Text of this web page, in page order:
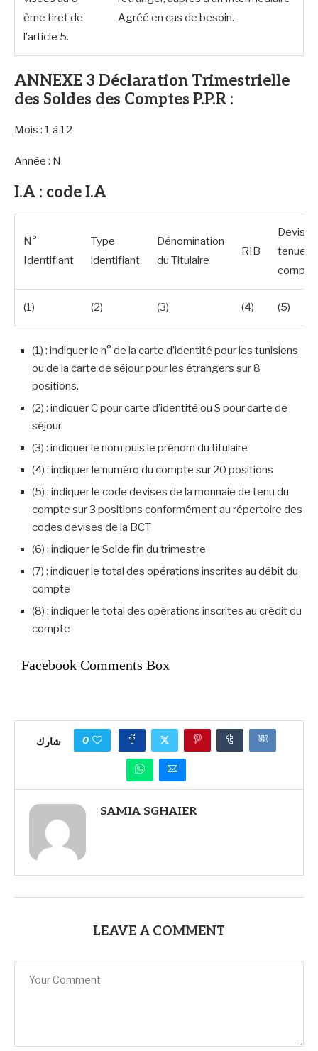
ème tiret de
l’article 5.
Agréé en cas de besoin.
ANNEXE 3 Déclaration Trimestrielle
des Soldes des Comptes P.P.R :
Mois : 1 à 12
Année : N
I.A : code I.A
N°
Identifiant
Type
identifiant
Dénomination
du Titulaire
RIB
Devise
tenue
compte
(1) (2) (3) (4) (5)
(1) : indiquer le n° de la carte d’identité pour les tunisiens
ou de la carte de séjour pour les étrangers sur 8
positions.
(2) : indiquer C pour carte d’identité ou S pour carte de
séjour.
(3) : indiquer le nom puis le prénom du titulaire
(4) : indiquer le numéro du compte sur 20 positions
(5) : indiquer le code devises de la monnaie de tenu du
compte sur 3 positions conformément au répertoire des
codes devises de la BCT
(6) : indiquer le Solde fin du trimestre
(7) : indiquer le total des opérations inscrites au débit du
compte
(8) : indiquer le total des opérations inscrites au crédit du
compte
Facebook Comments Box
شارك 0
SAMIA SGHAIER
LEAVE A COMMENT